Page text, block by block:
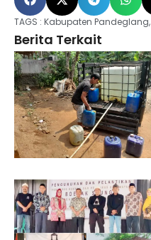
TAGS : Kabupaten Pandeglang,
Berita Terkait